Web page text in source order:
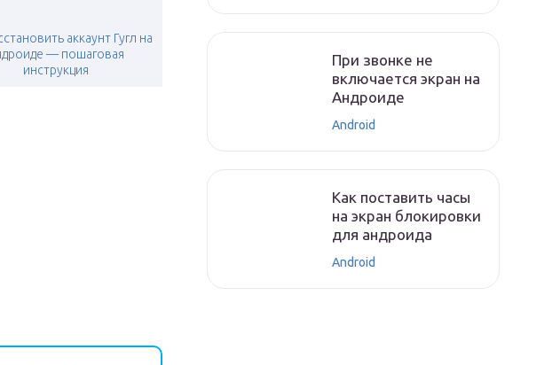
аккаунт Гугл на
— пошаговая
инструкция
При звонке не
включается экран на
Андроиде
Android
Как поставить часы
на экран блокировки
для андроида
Android